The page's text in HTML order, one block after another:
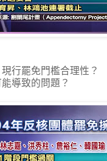
行罷免門檻合理性？
導致的問題？